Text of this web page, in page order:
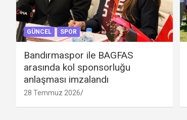
GÜNCEL SPOR
Bandırmaspor ile BAGFAS
arasında kol sponsorluğu
anlaşması imzalandı
28 Temmuz 2026